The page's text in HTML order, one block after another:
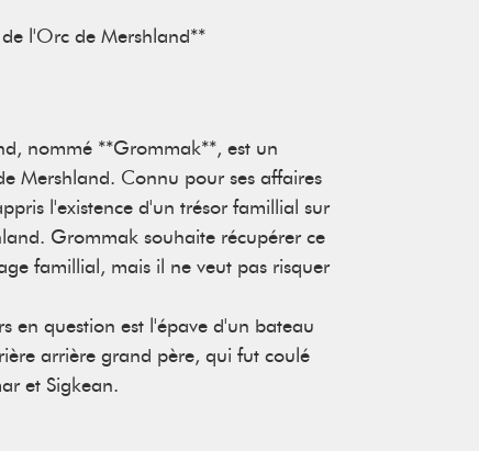
l'Orc de Mershland**
nommé **Grommak**, est un
Mershland. Connu pour ses affaires
l'existence d'un trésor famillial sur
Grommak souhaite récupérer ce
famillial, mais il ne veut pas risquer
en question est l'épave d'un bateau
arrière grand père, qui fut coulé
et Sigkean.